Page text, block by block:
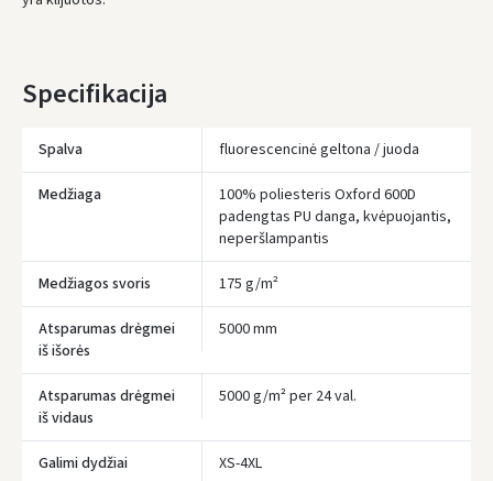
Specifikacija
Spalva fluorescencinė geltona / juoda
Medžiaga
100% poliesteris Oxford 600D
padengtas PU danga, kvėpuojantis,
neperšlampantis
Medžiagos svoris 175 g/m²
Atsparumas drėgmei
iš išorės
5000 mm
Atsparumas drėgmei
iš vidaus
5000 g/m² per 24 val.
Galimi dydžiai XS-4XL
Įvertinimas:
Prisijungti
ARBA
Facebook